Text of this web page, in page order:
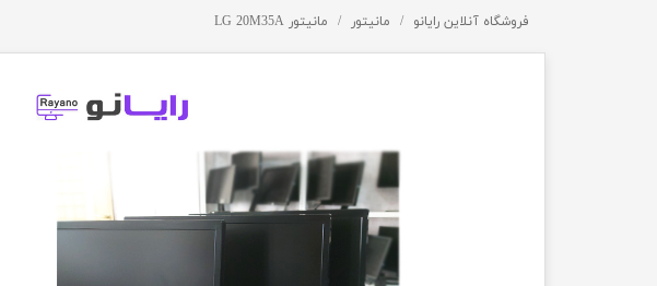
لپ تاپ
ماشین های اداری (پرینتر، کپی و ...)
حسابداری
اینستاگرام
تلگرام
فروشگاه آنلاین رایانو مانیتور مانیتور LG 20M35A